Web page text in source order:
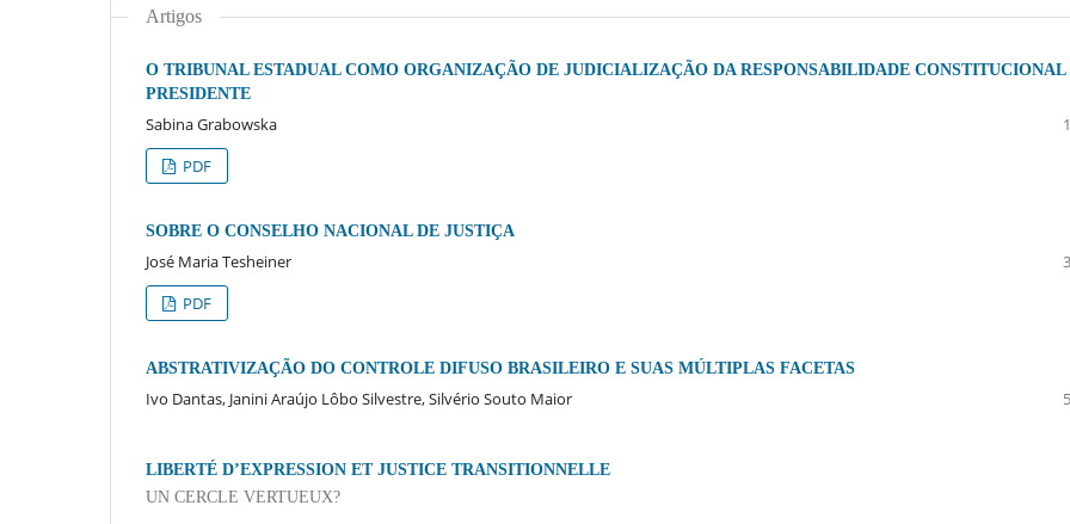
Artigos
O TRIBUNAL ESTADUAL COMO ORGANIZAÇÃO DE JUDICIALIZAÇÃO DA RESPONSABILIDADE CONSTITUCIONAL
PRESIDENTE
Sabina Grabowska
PDF
SOBRE O CONSELHO NACIONAL DE JUSTIÇA
José Maria Tesheiner
PDF
ABSTRATIVIZAÇÃO DO CONTROLE DIFUSO BRASILEIRO E SUAS MÚLTIPLAS FACETAS
Ivo Dantas, Janini Araújo Lôbo Silvestre, Silvério Souto Maior
LIBERTÉ D’EXPRESSION ET JUSTICE TRANSITIONNELLE
UN CERCLE VERTUEUX?